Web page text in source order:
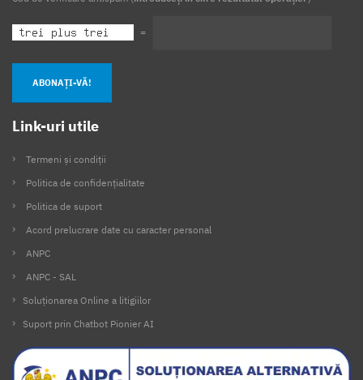
=
ABONAȚI-VĂ!
Link-uri utile
Termeni și condiții
Politica de confidențialitate
Politica de suport
Acord prelucrare date cu caracter personal
ANPC
ANPC - SAL
Soluționarea Online a litigiilor
Suport prin Chatbot Pionier AI